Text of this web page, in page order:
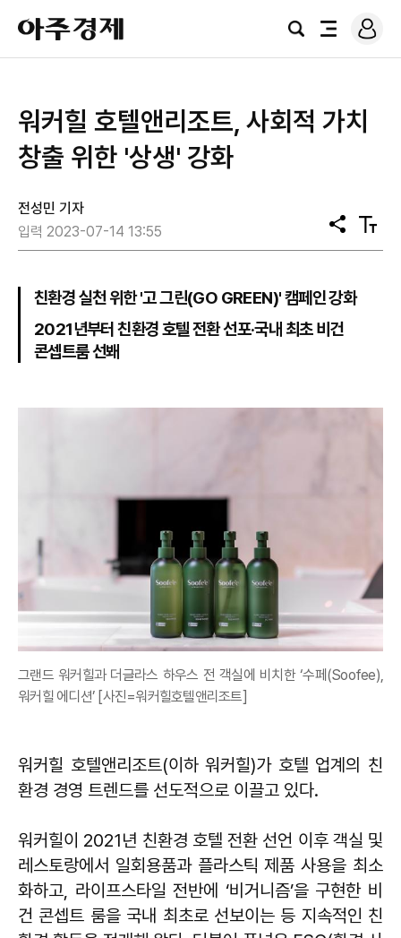
아
주
경
검
전
로
그
워커힐 호텔앤리조트, 사회적 가치
창출 위한 '상생' 강화
전성민 기자
입력 2023-07-14 13:55
공
유
텍
스
친환경 실천 위한 '고 그린(GO GREEN)' 캠페인 강화
2021년부터 친환경 호텔 전환 선포·국내 최초 비건
콘셉트룸 선봬
그랜드 워커힐과 더글라스 하우스 전 객실에 비치한 ‘수페(Soofee),
워커힐 에디션’ [사진=워커힐호텔앤리조트]
워커힐 호텔앤리조트(이하 워커힐)가 호텔 업계의 친
환경 경영 트렌드를 선도적으로 이끌고 있다.
워커힐이 2021년 친환경 호텔 전환 선언 이후 객실 및
레스토랑에서 일회용품과 플라스틱 제품 사용을 최소
화하고, 라이프스타일 전반에 ‘비거니즘’을 구현한 비
건 콘셉트 룸을 국내 최초로 선보이는 등 지속적인 친